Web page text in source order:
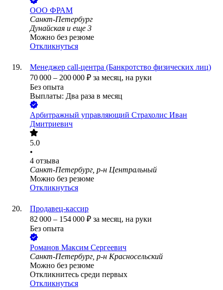
ООО ФРАМ
Санкт-Петербург
Дунайская и еще 3
Можно без резюме
Откликнуться
Менеджер call-центра (Банкротство физических лиц)
70 000 – 200 000 ₽ за месяц, на руки
Без опыта
Выплаты: Два раза в месяц
Арбитражный управляющий Страхолис Иван
Дмитриевич
5.0
•
4 отзыва
Санкт-Петербург, р-н Центральный
Можно без резюме
Откликнуться
Продавец-кассир
82 000 – 154 000 ₽ за месяц, на руки
Без опыта
Романов Максим Сергеевич
Санкт-Петербург, р-н Красносельский
Можно без резюме
Откликнитесь среди первых
Откликнуться